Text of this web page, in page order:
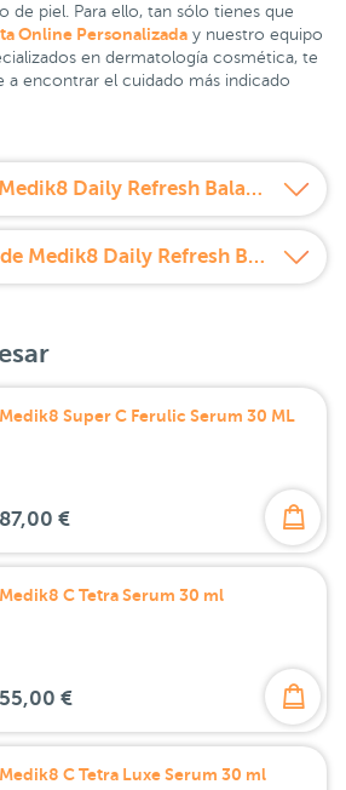
de piel. Para ello, tan sólo tienes que
Online Personalizada y nuestro equipo
en dermatología cosmética, te
a encontrar el cuidado más indicado
¿Cómo usar Medik8 Daily Refresh Balancing Toner?
Propiedades de Medik8 Daily Refresh Balancing Toner
Medik8 Super C Ferulic Serum 30 ML
87,00 €
Medik8 C Tetra Serum 30 ml
55,00 €
Medik8 C Tetra Luxe Serum 30 ml